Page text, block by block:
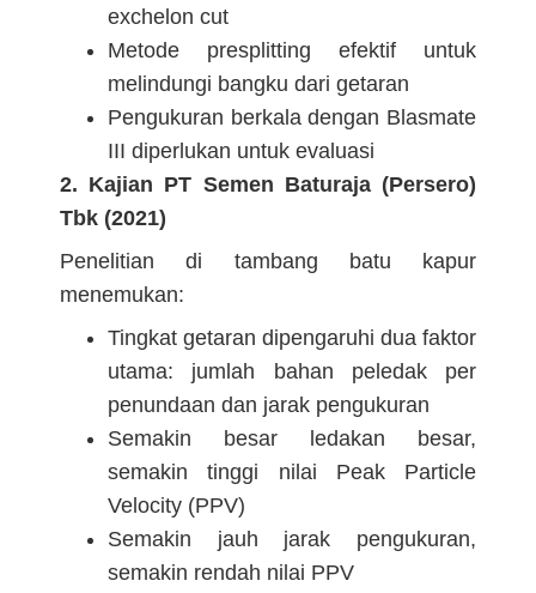
exchelon cut
Metode presplitting efektif untuk
melindungi bangku dari getaran
Pengukuran berkala dengan Blasmate
III diperlukan untuk evaluasi
2. Kajian PT Semen Baturaja (Persero)
Tbk (2021)
Penelitian di tambang batu kapur
menemukan:
Tingkat getaran dipengaruhi dua faktor
utama: jumlah bahan peledak per
penundaan dan jarak pengukuran
Semakin besar ledakan besar,
semakin tinggi nilai Peak Particle
Velocity (PPV)
Semakin jauh jarak pengukuran,
semakin rendah nilai PPV